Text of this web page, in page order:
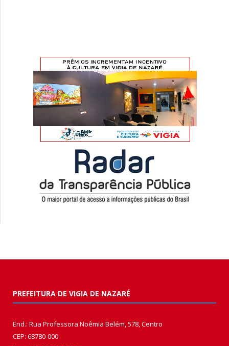
PREFEITURA DE VIGIA DE NAZARÉ
End.: Rua Professora Noêmia Belém, 578, Centro
CEP: 68780-000